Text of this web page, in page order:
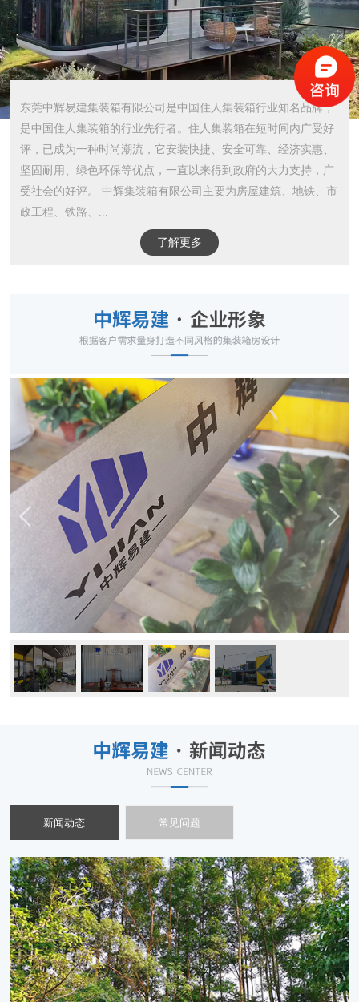
东莞中辉易建集装箱有限公司是中国住人集装箱行业知名品牌，
是中国住人集装箱的行业先行者。住人集装箱在短时间内广受好
评，已成为一种时尚潮流，它安装快捷、安全可靠、经济实惠、
坚固耐用、绿色环保等优点，一直以来得到政府的大力支持，广
受社会的好评。 中辉集装箱有限公司主要为房屋建筑、地铁、市
政工程、铁路、...
了解更多
新闻动态 常见问题